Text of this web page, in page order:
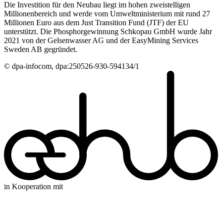
Die Investition für den Neubau liegt im hohen zweistelligen
Millionenbereich und werde vom Umweltministerium mit rund 27
Millionen Euro aus dem Just Transition Fund (JTF) der EU
unterstützt. Die Phosphorgewinnung Schkopau GmbH wurde Jahr
2021 von der Gelsenwasser AG und der EasyMining Services
Sweden AB gegründet.
© dpa-infocom, dpa:250526-930-594134/1
in Kooperation mit